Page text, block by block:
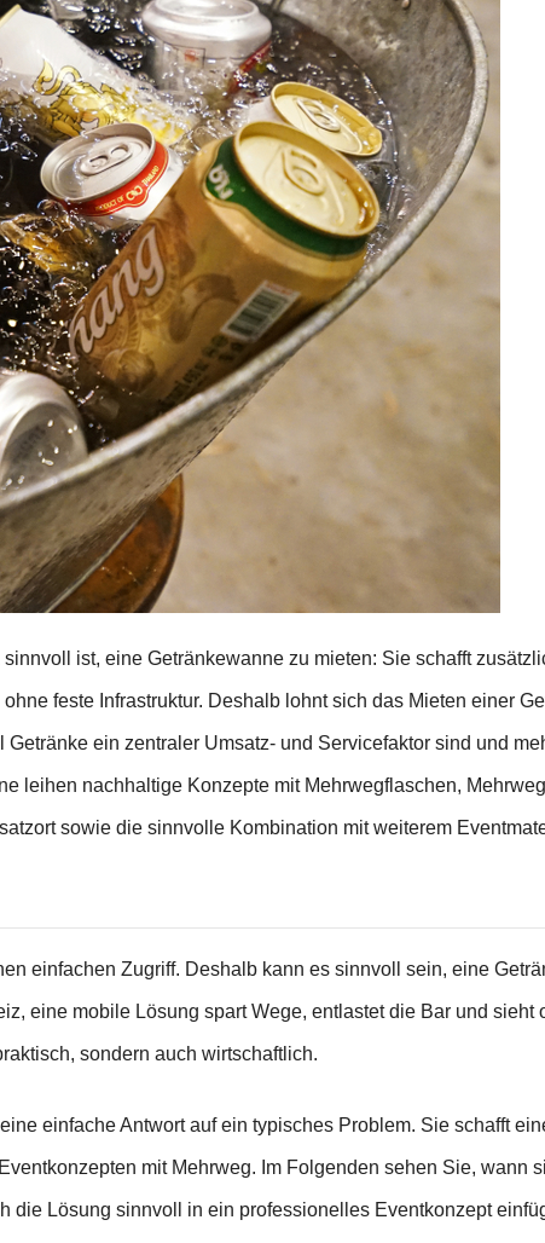
ist, eine Getränkewanne zu mieten: Sie schafft
feste Infrastruktur. Deshalb lohnt sich das Mieten einer
ein zentraler Umsatz- und Servicefaktor sind und
leihen nachhaltige Konzepte mit Mehrwegflaschen,
sowie die sinnvolle Kombination mit weiterem
einfachen Zugriff. Deshalb kann es sinnvoll sein, eine
eine mobile Lösung spart Wege, entlastet die Bar und sieht
sondern auch wirtschaftlich.
einfache Antwort auf ein typisches Problem. Sie schafft
mit Mehrweg. Im Folgenden sehen Sie, wann
die Lösung sinnvoll in ein professionelles Eventkonzept